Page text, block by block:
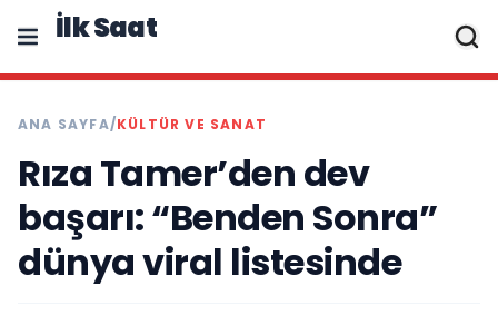
İlk Saat
ANA SAYFA/KÜLTÜR VE SANAT
Rıza Tamer’den dev
başarı: “Benden Sonra”
dünya viral listesinde